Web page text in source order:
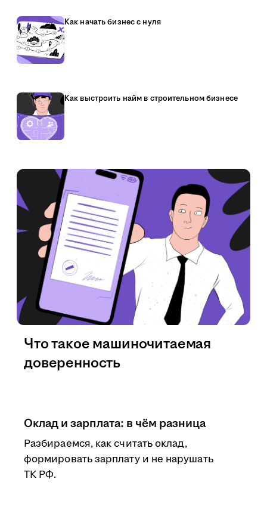
Как начать бизнес с нуля
Как выстроить найм в строительном бизнесе
Оклад и зарплата: в чём разница
Разбираемся, как считать оклад,
формировать зарплату и не нарушать
ТК РФ.
Что такое машиночитаемая
доверенность